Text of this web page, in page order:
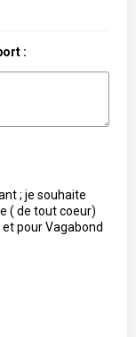
:
; je souhaite
( de tout coeur)
pour Vagabond